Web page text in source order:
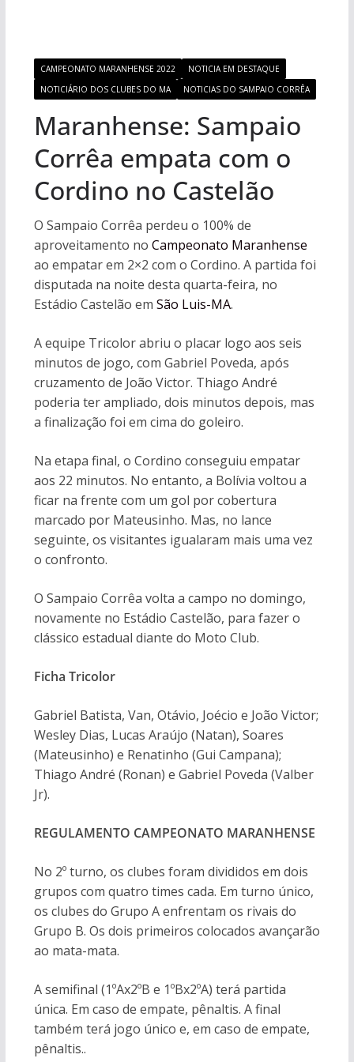
CAMPEONATO MARANHENSE 2022
NOTICIA EM DESTAQUE
NOTICIÁRIO DOS CLUBES DO MA
NOTICIAS DO SAMPAIO CORRÊA
Maranhense: Sampaio
Corrêa empata com o
Cordino no Castelão
O Sampaio Corrêa perdeu o 100% de
aproveitamento no Campeonato Maranhense
ao empatar em 2×2 com o Cordino. A partida foi
disputada na noite desta quarta-feira, no
Estádio Castelão em São Luis-MA.
A equipe Tricolor abriu o placar logo aos seis
minutos de jogo, com Gabriel Poveda, após
cruzamento de João Victor. Thiago André
poderia ter ampliado, dois minutos depois, mas
a finalização foi em cima do goleiro.
Na etapa final, o Cordino conseguiu empatar
aos 22 minutos. No entanto, a Bolívia voltou a
ficar na frente com um gol por cobertura
marcado por Mateusinho. Mas, no lance
seguinte, os visitantes igualaram mais uma vez
o confronto.
O Sampaio Corrêa volta a campo no domingo,
novamente no Estádio Castelão, para fazer o
clássico estadual diante do Moto Club.
Ficha Tricolor
Gabriel Batista, Van, Otávio, Joécio e João Victor;
Wesley Dias, Lucas Araújo (Natan), Soares
(Mateusinho) e Renatinho (Gui Campana);
Thiago André (Ronan) e Gabriel Poveda (Valber
Jr).
REGULAMENTO CAMPEONATO MARANHENSE
No 2º turno, os clubes foram divididos em dois
grupos com quatro times cada. Em turno único,
os clubes do Grupo A enfrentam os rivais do
Grupo B. Os dois primeiros colocados avançarão
ao mata-mata.
A semifinal (1ºAx2ºB e 1ºBx2ºA) terá partida
única. Em caso de empate, pênaltis. A final
também terá jogo único e, em caso de empate,
pênaltis..